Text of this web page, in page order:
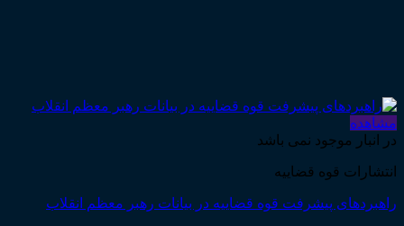
مشاهده
در انبار موجود نمی باشد
انتشارات قوه قضاییه
راهبردهای پیشرفت قوه قضاییه در بیانات رهبر معظم انقلاب